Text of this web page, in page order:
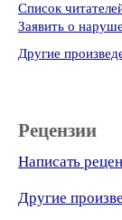
Список
Заявить о
Другие
Рецензии
Написать
Другие